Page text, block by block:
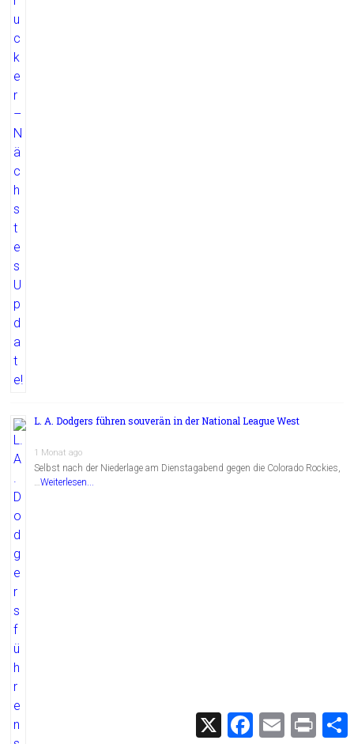
L. A. Dodgers führen souverän in der National League West
1 Monat ago
Selbst nach der Niederlage am Dienstagabend gegen die Colorado Rockies,
…Weiterlesen...
X
F
E
m
P